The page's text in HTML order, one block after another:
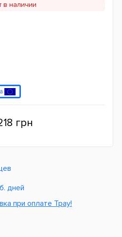
в наличии
грн
дней
при оплате Tpay!